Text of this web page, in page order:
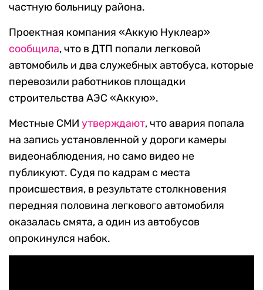
частную больницу района.
Проектная компания «Аккую Нуклеар»
сообщила, что в ДТП попали легковой
автомобиль и два служебных автобуса, которые
перевозили работников площадки
строительства АЭС «Аккую».
Местные СМИ утверждают, что авария попала
на запись установленной у дороги камеры
видеонаблюдения, но само видео не
публикуют. Судя по кадрам с места
происшествия, в результате столкновения
передняя половина легкового автомобиля
оказалась смята, а один из автобусов
опрокинулся набок.